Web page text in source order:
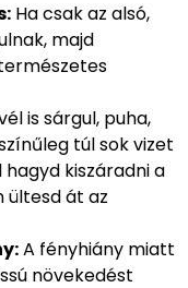
Ha csak az alsó,
majd
is sárgul, puha,
túl sok vizet
kiszáradni a
ültesd át az
A fényhiány miatt
növekedést